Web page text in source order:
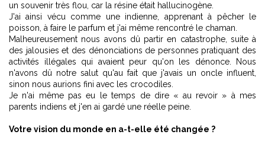
un souvenir très flou, car la résine était hallucinogène.
J'ai ainsi vécu comme une indienne, apprenant à pêcher le
poisson, à faire le parfum et j'ai même rencontré le chaman.
Malheureusement nous avons dû partir en catastrophe, suite à
des jalousies et des dénonciations de personnes pratiquant des
activités illégales qui avaient peur qu'on les dénonce. Nous
n'avons dû notre salut qu'au fait que j'avais un oncle influent,
sinon nous aurions fini avec les crocodiles.
Je n'ai même pas eu le temps de dire « au revoir » à mes
parents indiens et j'en ai gardé une réelle peine.
Votre vision du monde en a-t-elle été changée ?